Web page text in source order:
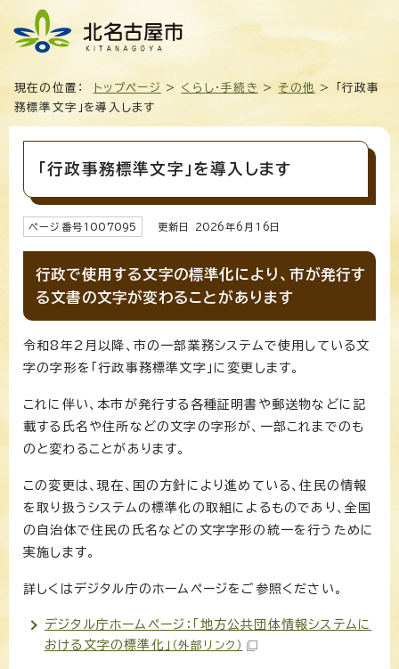
現在の位置： トップページ > くらし・手続き > その他
> 「行政事
務標準文字」を導入します
「行政事務標準文字」を導入します
ページ番号1007095 更新日 2026年6月 16 日
行政で使用する文字の標準化により、市が発行す
る文書の文字が変わることがあります
令和8年2月以降、市の一部業務システムで使用している文
字の字形を「行政事務標準文字」に変更します。
これに伴い、本市が発行する各種証明書や郵送物などに記
載する氏名や住所などの文字の字形が、一部これまでのも
のと変わることがあります。
この変更は、現在、国の方針により進めている、住民の情報
を取り扱うシステムの標準化の取組によるものであり、全国
の自治体で住民の氏名などの文字字形の統一を行うために
実施します。
詳しくはデジタル庁のホームページをご参照ください。
デジタル庁ホームページ：「地方公共団体情報システムに
おける文字の標準化」 （外部リンク）